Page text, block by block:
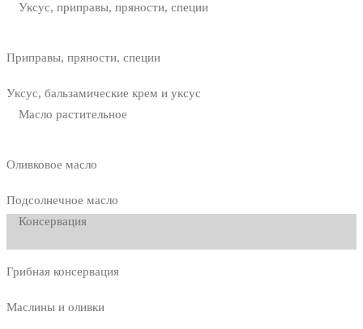
Уксус, приправы, пряности, специи
Приправы, пряности, специи
Уксус, бальзамические крем и уксус
Масло растительное
Оливковое масло
Подсолнечное масло
Консервация
Грибная консервация
Маслины и оливки